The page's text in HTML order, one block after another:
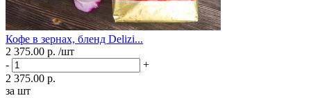
Кофе в зернах, бленд Delizi...
2 375.00 р. /шт
-
+
2 375.00 р.
за шт